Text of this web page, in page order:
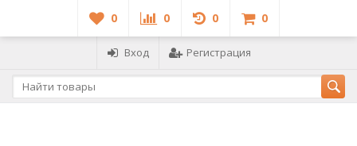
0 0 0 0
Вход Регистрация